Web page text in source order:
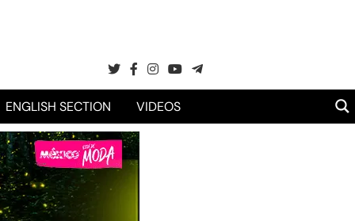
ENGLISH SECTION VIDEOS